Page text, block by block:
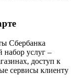
Сбербанка
набор услуг –
доступ к
сервисы клиенту